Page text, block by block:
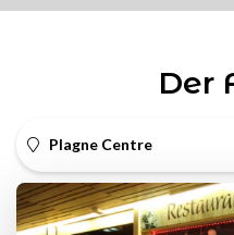
Der
Plagne Centre